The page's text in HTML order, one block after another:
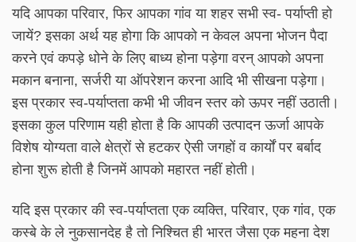
यदि आपका परिवार, फिर आपका गांव या शहर सभी स्व- पर्याप्ती हो
जायें? इसका अर्थ यह होगा कि आपको न केवल अपना भोजन पैदा
करने एवं कपड़े धोने के लिए बाध्य होना पड़ेगा वरन् आपको अपना
मकान बनाना, सर्जरी या ऑपरेशन करना आदि भी सीखना पड़ेगा।
इस प्रकार स्व-पर्याप्तता कभी भी जीवन स्तर को ऊपर नहीं उठाती।
इसका कुल परिणाम यही होता है कि आपकी उत्पादन ऊर्जा आपके
विशेष योग्यता वाले क्षेत्रों से हटकर ऐसी जगहों व कार्यों पर बर्बाद
होना शुरू होती है जिनमें आपको महारत नहीं होती।
यदि इस प्रकार की स्व-पर्याप्तता एक व्यक्ति, परिवार, एक गांव, एक
कस्बे के ले नुकसानदेह है तो निश्चित ही भारत जैसा एक महना देश